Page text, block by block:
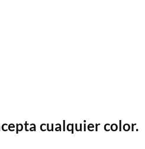
cualquier color.